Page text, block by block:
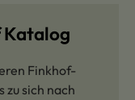
Katalog
Finkhof-
zu sich nach